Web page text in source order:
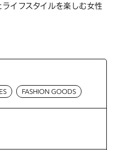
イフスタイルを楽しむ女性
FASHION GOODS